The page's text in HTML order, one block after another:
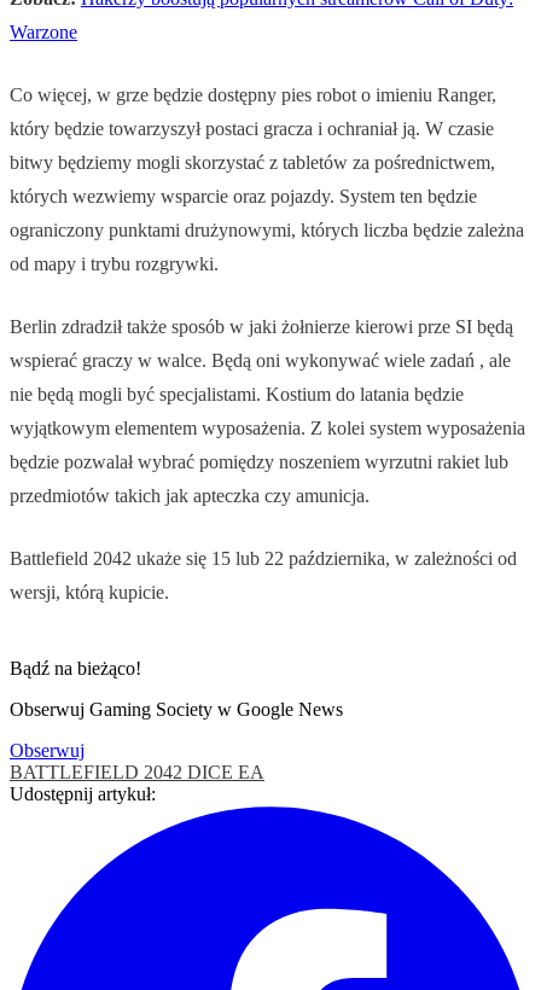
Warzone
Co więcej, w grze będzie dostępny pies robot o imieniu Ranger,
który będzie towarzyszył postaci gracza i ochraniał ją. W czasie
bitwy będziemy mogli skorzystać z tabletów za pośrednictwem,
których wezwiemy wsparcie oraz pojazdy. System ten będzie
ograniczony punktami drużynowymi, których liczba będzie zależna
od mapy i trybu rozgrywki.
Berlin zdradził także sposób w jaki żołnierze kierowi prze SI będą
wspierać graczy w walce. Będą oni wykonywać wiele zadań , ale
nie będą mogli być specjalistami. Kostium do latania będzie
wyjątkowym elementem wyposażenia. Z kolei system wyposażenia
będzie pozwalał wybrać pomiędzy noszeniem wyrzutni rakiet lub
przedmiotów takich jak apteczka czy amunicja.
Battlefield 2042 ukaże się 15 lub 22 października, w zależności od
wersji, którą kupicie.
Bądź na bieżąco!
Obserwuj Gaming Society w Google News
Obserwuj
BATTLEFIELD 2042 DICE EA
Udostępnij artykuł: